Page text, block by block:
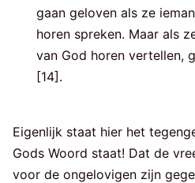
gaan geloven als ze
horen spreken. Maar als
van God horen vertellen,
[14].
Eigenlijk staat hier het
Gods Woord staat! Dat de
voor de ongelovigen zijn